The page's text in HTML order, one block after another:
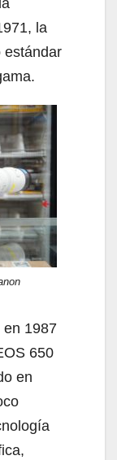
la
estándar
en 1987
650
en